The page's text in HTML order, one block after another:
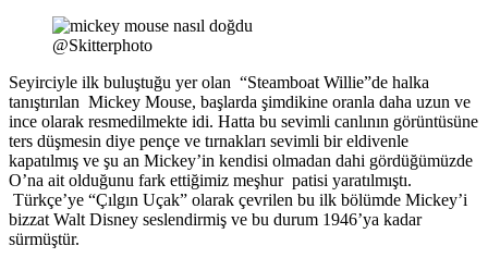
@Skitterphoto
Seyirciyle ilk buluştuğu yer olan “Steamboat Willie”de halka
tanıştırılan Mickey Mouse, başlarda şimdikine oranla daha uzun ve
ince olarak resmedilmekte idi. Hatta bu sevimli canlının görüntüsüne
ters düşmesin diye pençe ve tırnakları sevimli bir eldivenle
kapatılmış ve şu an Mickey’in kendisi olmadan dahi gördüğümüzde
O’na ait olduğunu fark ettiğimiz meşhur patisi yaratılmıştı.
Türkçe’ye “Çılgın Uçak” olarak çevrilen bu ilk bölümde Mickey’i
bizzat Walt Disney seslendirmiş ve bu durum 1946’ya kadar
sürmüştür.